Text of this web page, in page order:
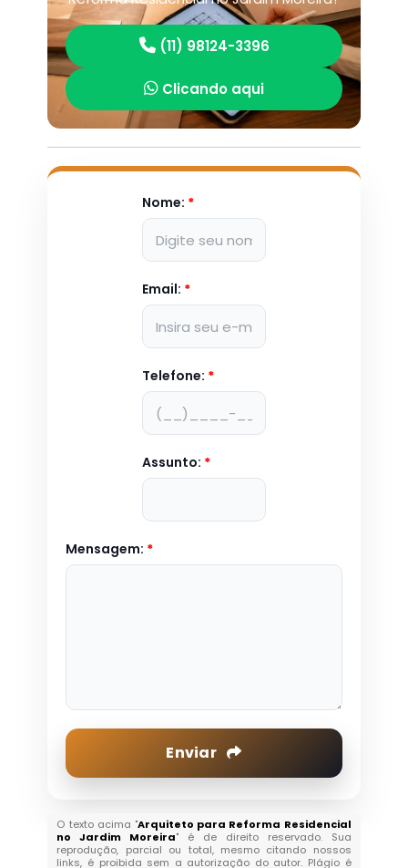
(11) 98124-3396
Clicando aqui
Nome: *
Email: *
Telefone: *
Assunto: *
Mensagem: *
Enviar
O texto acima "Arquiteto para Reforma Residencial
no Jardim Moreira" é de direito reservado. Sua
reprodução, parcial ou total, mesmo citando nossos
links, é proibida sem a autorização do autor. Plágio é